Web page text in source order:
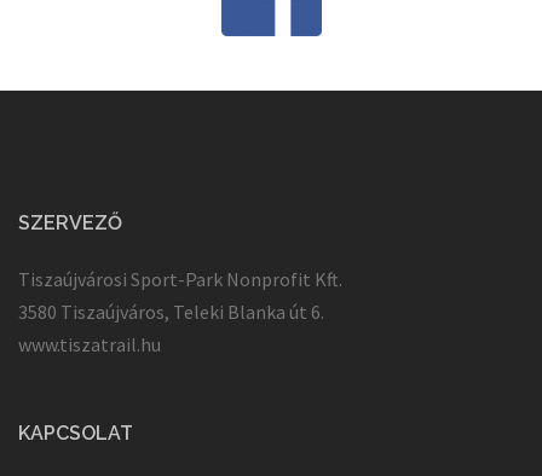
SZERVEZŐ
Tiszaújvárosi Sport-Park Nonprofit Kft.
3580 Tiszaújváros, Teleki Blanka út 6.
www.tiszatrail.hu
KAPCSOLAT